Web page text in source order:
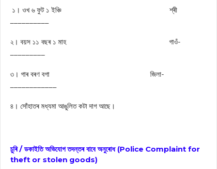
১। ওখ ৬ ফুট ১ ইঞ্চি শ্ৰী
২। বয়স ১১ বছৰ ১ মাহ গাওঁ-
৩। গাৰ বৰণ বগা জিলা-
৪। সোঁহাতৰ মধ্যমা আঙুলিত কটা দাগ আছে।
চুৰি / ডকাইতিঅভিযোগ তদন্তৰ বাবে অনুৰোধ (Police Complaint for
theft or stolen goods)